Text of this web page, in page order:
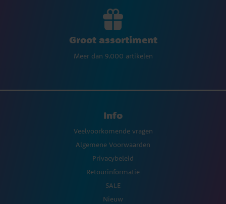
Groot assortiment
Meer dan 9.000 artikelen
Info
Veelvoorkomende vragen
Algemene Voorwaarden
Privacybeleid
Retourinformatie
SALE
Nieuw